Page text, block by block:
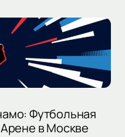
Футбольная
в Москве